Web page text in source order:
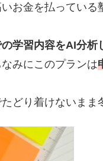
お金を払っている
の学習内容をAI分
みにこのプランは
どり着けないまま